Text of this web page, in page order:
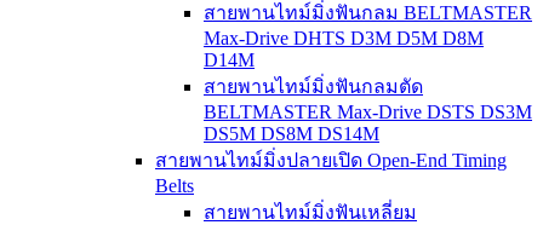
สายพานไทม์มิ่งฟันกลม BELTMASTER
Max-Drive DHTS D3M D5M D8M
D14M
สายพานไทม์มิ่งฟันกลมตัด
BELTMASTER Max-Drive DSTS DS3M
DS5M DS8M DS14M
สายพานไทม์มิ่งปลายเปิด Open-End Timing
Belts
สายพานไทม์มิ่งฟันเหลี่ยม